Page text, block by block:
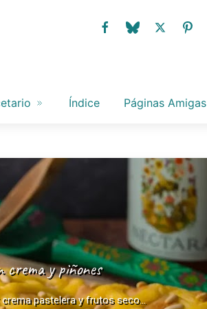
Índice Páginas Amigas
y piñones
pastelera y frutos seco...